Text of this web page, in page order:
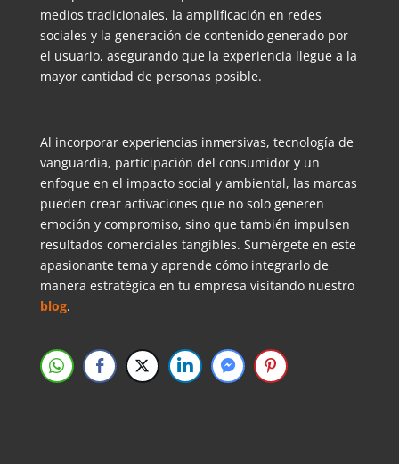
medios tradicionales, la amplificación en redes
sociales y la generación de contenido generado por
el usuario, asegurando que la experiencia llegue a la
mayor cantidad de personas posible.
Al incorporar experiencias inmersivas, tecnología de
vanguardia, participación del consumidor y un
enfoque en el impacto social y ambiental, las marcas
pueden crear activaciones que no solo generen
emoción y compromiso, sino que también impulsen
resultados comerciales tangibles. Sumérgete en este
apasionante tema y aprende cómo integrarlo de
manera estratégica en tu empresa visitando nuestro
blog.